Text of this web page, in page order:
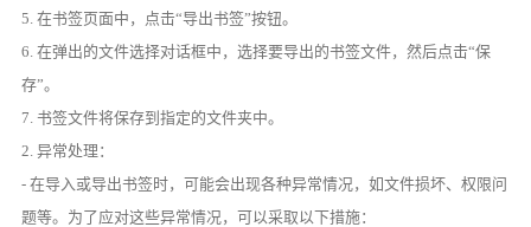
5. 在书签页面中，点击“导出书签”按钮。
6. 在弹出的文件选择对话框中，选择要导出的书签文件，然后点击“保
存”。
7. 书签文件将保存到指定的文件夹中。
2. 异常处理：
- 在导入或导出书签时，可能会出现各种异常情况，如文件损坏、权限问
题等。为了应对这些异常情况，可以采取以下措施：